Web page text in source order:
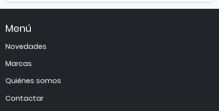
Menú
Novedades
Marcas
Quiénes somos
Contactar